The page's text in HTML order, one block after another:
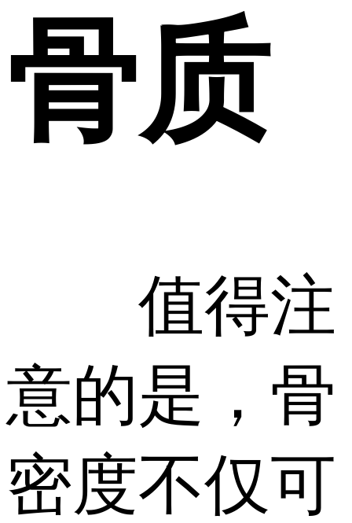
骨质
值得注
意的是，骨
密度不仅可